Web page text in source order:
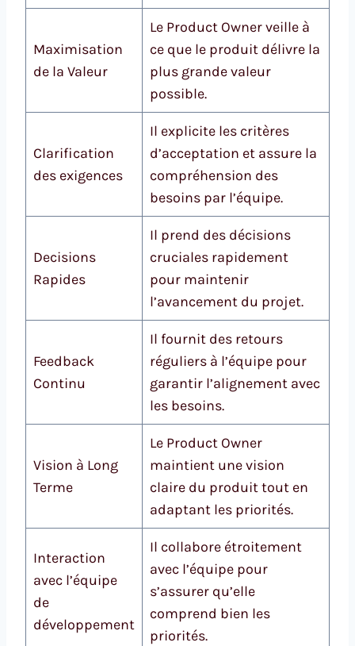
Maximisation
de la Valeur
Le Product Owner veille à
ce que le produit délivre la
plus grande valeur
possible.
Clarification
des exigences
Il explicite les critères
d’acceptation et assure la
compréhension des
besoins par l’équipe.
Decisions
Rapides
Il prend des décisions
cruciales rapidement
pour maintenir
l’avancement du projet.
Feedback
Continu
Il fournit des retours
réguliers à l’équipe pour
garantir l’alignement avec
les besoins.
Vision à Long
Terme
Le Product Owner
maintient une vision
claire du produit tout en
adaptant les priorités.
Interaction
avec l’équipe
de
développement
Il collabore étroitement
avec l’équipe pour
s’assurer qu’elle
comprend bien les
priorités.